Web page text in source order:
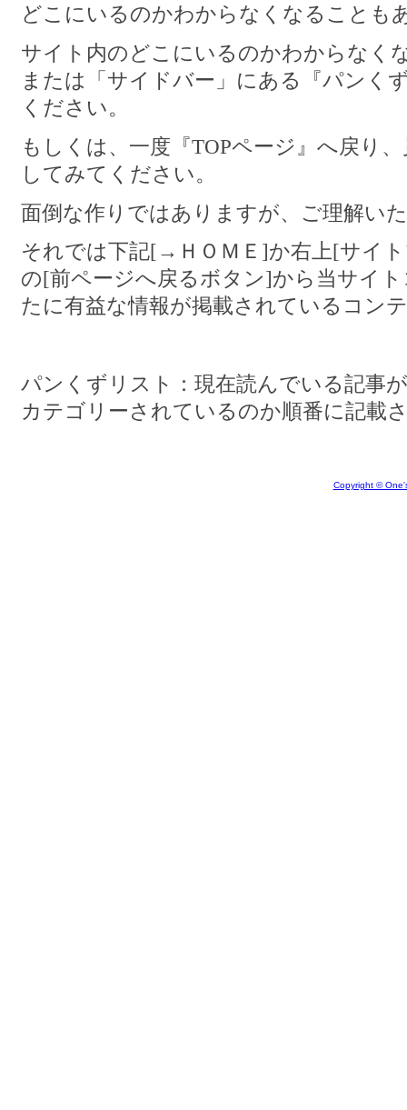
どこにいるのかわからなくなることも
サイト内のどこにいるのかわからなく
または「サイドバー」にある『パンく
ください。
もしくは、一度『TOPページ』へ戻り
してみてください。
面倒な作りではありますが、ご理解い
それでは下記[→ＨＯＭＥ]か右上[サイ
の[前ページへ戻るボタン]から当サイ
たに有益な情報が掲載されているコン
パンくずリスト：現在読んでいる記事
カテゴリーされているのか順番に記載
Copyright ©